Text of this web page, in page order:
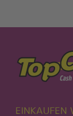
EINKAUFEN